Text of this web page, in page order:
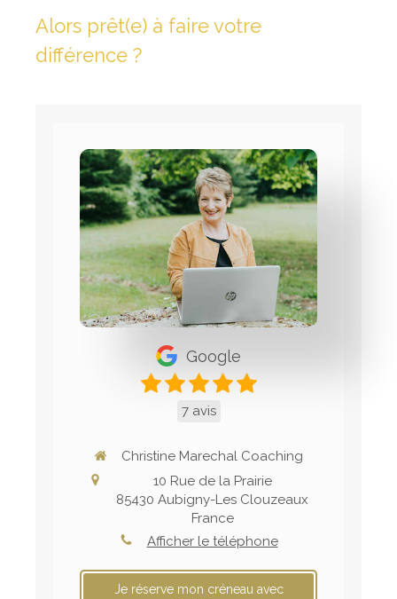
Alors prêt(e) à faire votre
différence ?
Google
7 avis
Christine Marechal Coaching
10 Rue de la Prairie
85430 Aubigny-Les Clouzeaux
France
Afficher le téléphone
Je réserve mon créneau avec